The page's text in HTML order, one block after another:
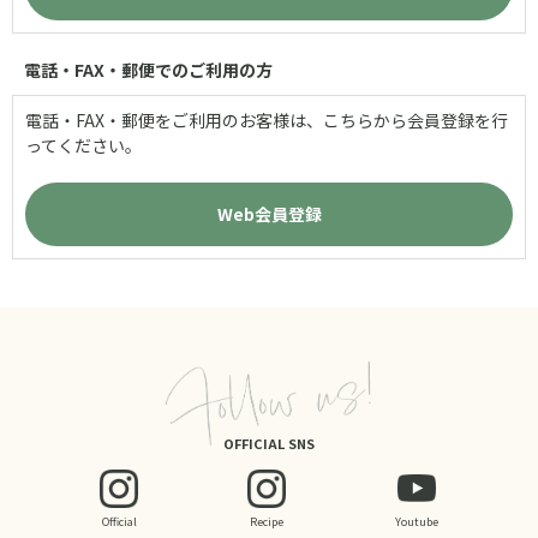
電話・FAX・郵便でのご利用の方
電話・FAX・郵便をご利用のお客様は、こちらから会員登録を行
ってください。
OFFICIAL SNS
Official Recipe Youtube